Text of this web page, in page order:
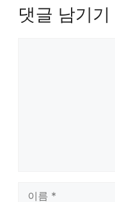
댓글 남기기